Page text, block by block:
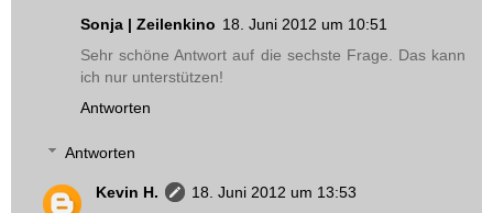
Sonja | Zeilenkino 18. Juni 2012 um 10:51
Sehr schöne Antwort auf die sechste Frage. Das kann
ich nur unterstützen!
Antworten
Antworten
Kevin H.
18. Juni 2012 um 13:53